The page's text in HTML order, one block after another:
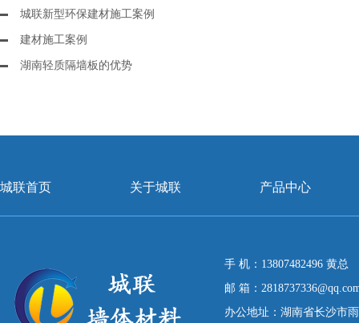
城联新型环保建材施工案例
建材施工案例
湖南轻质隔墙板的优势
城联首页 关于城联 产品中心
手 机：13807482496 黄总
邮 箱：
办公地址：湖南省长沙市